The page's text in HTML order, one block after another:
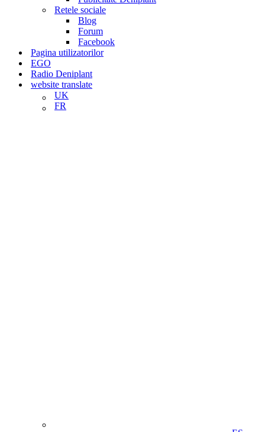
Retele sociale
Blog
Forum
Facebook
Pagina utilizatorilor
EGO
Radio Deniplant
website translate
UK
FR